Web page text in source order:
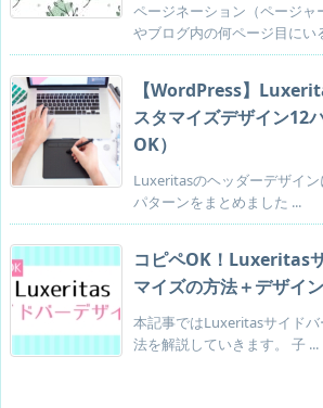
ページネーション（ページャ
やブログ内の何ページ目にい
【WordPress】
スタマイズデザイン12
OK）
Luxeritasのヘッダーデザイン
パターンをまとめました ...
コピペOK！Luxeritas
マイズの方法＋デザイ
本記事ではLuxeritasサイド
法を解説していきます。 子 ...